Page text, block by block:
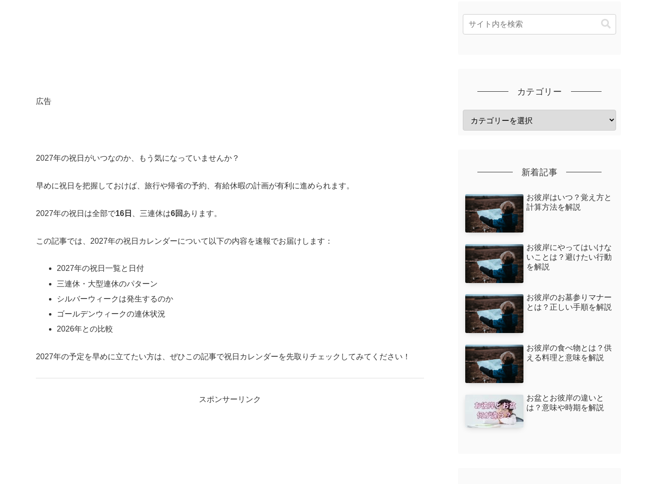
広告
2027年の祝日がいつなのか、もう気になっていませんか？
早めに祝日を把握しておけば、旅行や帰省の予約、有給休暇の計画が有利に進められます。
2027年の祝日は全部で16日 、三連休は6回 あります。
この記事では、2027年の祝日カレンダーについて以下の内容を速報でお届けします：
2027年の祝日一覧と日付
三連休・大型連休のパターン
シルバーウィークは発生するのか
ゴールデンウィークの連休状況
2026年との比較
2027年の予定を早めに立てたい方は、ぜひこの記事で祝日カレンダーを先取りチェックしてみてください！
スポンサーリンク
カテゴリー
新着記事
お彼岸はいつ？覚え方と
計算方法を解説
お彼岸にやってはいけな
いことは？避けたい行動
を解説
お彼岸のお墓参りマナー
とは？正しい手順を解説
お彼岸の食べ物とは？供
える料理と意味を解説
お盆とお彼岸の違いと
は？意味や時期を解説